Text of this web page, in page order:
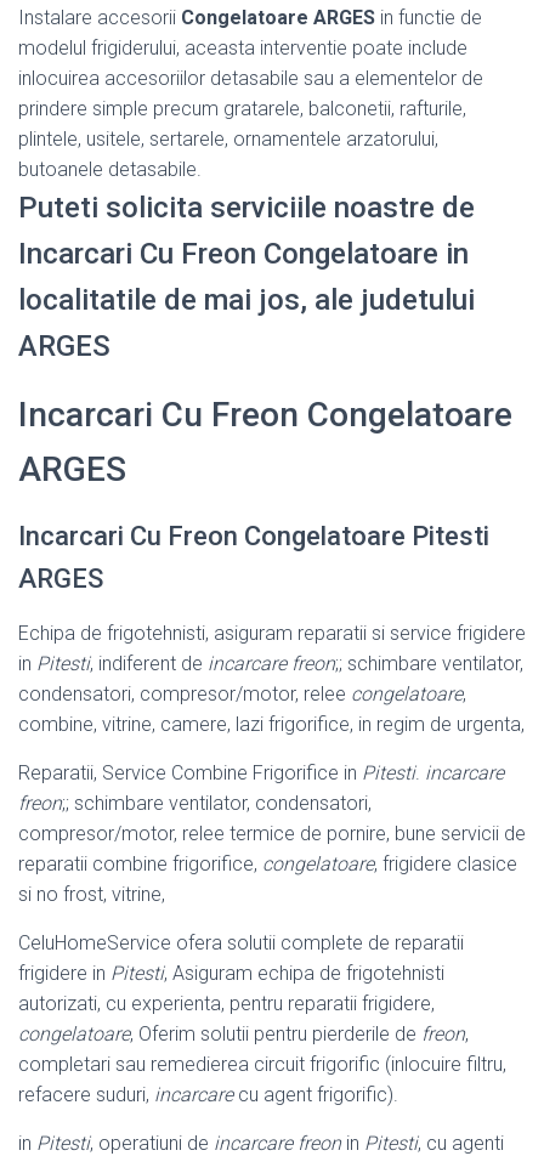
Instalare accesorii Congelatoare ARGES in functie de
modelul frigiderului, aceasta interventie poate include
inlocuirea accesoriilor detasabile sau a elementelor de
prindere simple precum gratarele, balconetii, rafturile,
plintele, usitele, sertarele, ornamentele arzatorului,
butoanele detasabile.
Puteti solicita serviciile noastre de
Incarcari Cu Freon Congelatoare in
localitatile de mai jos, ale judetului
ARGES
Incarcari Cu Freon Congelatoare
ARGES
Incarcari Cu Freon Congelatoare Pitesti
ARGES
Echipa de frigotehnisti, asiguram reparatii si service frigidere
in Pitesti, indiferent de incarcare freon;; schimbare ventilator,
condensatori, compresor/motor, relee congelatoare,
combine, vitrine, camere, lazi frigorifice, in regim de urgenta,
Reparatii, Service Combine Frigorifice in Pitesti. incarcare
freon;; schimbare ventilator, condensatori,
compresor/motor, relee termice de pornire, bune servicii de
reparatii combine frigorifice, congelatoare, frigidere clasice
si no frost, vitrine,
CeluHomeService ofera solutii complete de reparatii
frigidere in Pitesti, Asiguram echipa de frigotehnisti
autorizati, cu experienta, pentru reparatii frigidere,
congelatoare, Oferim solutii pentru pierderile de freon,
completari sau remedierea circuit frigorific (inlocuire filtru,
refacere suduri, incarcarecu agent frigorific).
in Pitesti, operatiuni de incarcare freonin Pitesti, cu agenti